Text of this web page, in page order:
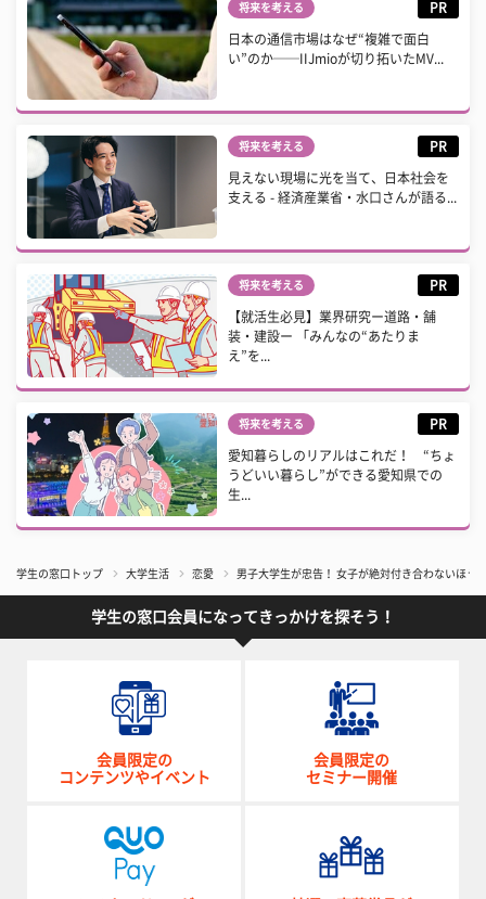
将来を考える PR
日本の通信市場はなぜ“複雑で面白
い”のか──IIJmioが切り拓いたMV...
将来を考える PR
見えない現場に光を当て、日本社会を
支える - 経済産業省・水口さんが語る...
将来を考える PR
【就活生必見】業界研究ー道路・舗
装・建設ー 「みんなの“あたりま
え”を...
将来を考える PR
愛知暮らしのリアルはこれだ！ “ちょ
うどいい暮らし”ができる愛知県での
生...
学生の窓口トップ 大学生活 恋愛 男子大学生が忠告！ 女子が絶対付き合わないほう
学生の窓口会員になってきっかけを探そう！
会員限定の
コンテンツやイベント
会員限定の
セミナー開催